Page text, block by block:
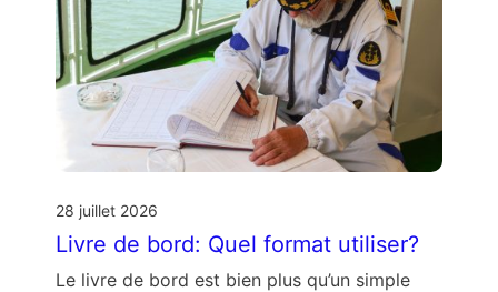
28 juillet 2026
Livre de bord: Quel format utiliser?
Le livre de bord est bien plus qu’un simple